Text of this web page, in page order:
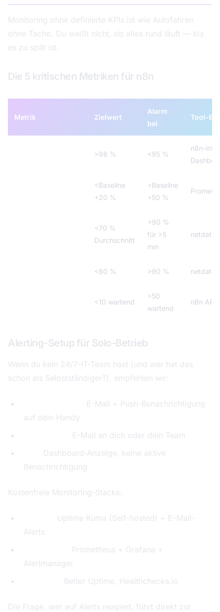
Monitoring ohne definierte KPIs ist wie Autofahren
ohne Tacho. Du weißt nicht, ob alles rund läuft — bis
es zu spät ist.
Die 5 kritischen Metriken für n8n
Metrik Zielwert
Alarm
bei
Tool-
>98 % <95 %
n8n-
<Baseline
+20 %
>Baseline
+50 %
<70 %
Durchschnitt
>90 %
für >5
min
netdata/
<80 % >90 % netdata/
<10 wartend
>50
wartend
n8n
Alerting-Setup für Solo-Betrieb
Wenn du kein 24/7-IT-Team hast (und wer hat das
schon als Selbstständiger?), empfehlen wir:
E-Mail + Push-Benachrichtigung
auf dein Handy
E-Mail an dich oder dein Team
Dashboard-Anzeige, keine aktive
Benachrichtigung
Kostenfreie Monitoring-Stacks:
Uptime Kuma (Self-hosted) + E-Mail-
Alerts
Prometheus + Grafana +
Alertmanager
Better Uptime, Healthchecks.io
Die Frage, wer auf Alerts reagiert, führt direkt zur